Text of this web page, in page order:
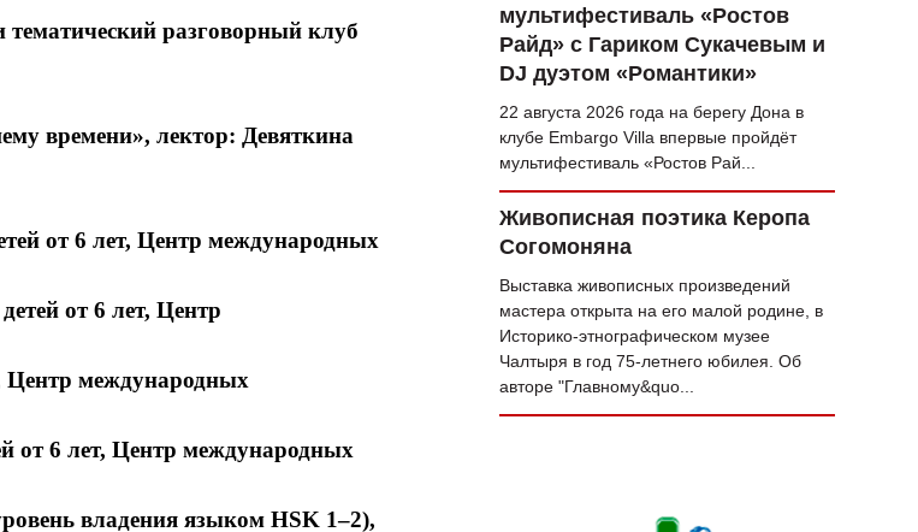
разговорный клуб
времени», лектор: Девяткина
от 6 лет, Центр международных
от 6 лет, Центр
Центр международных
от 6 лет, Центр международных
владения языком HSK 1–2),
мультифестиваль «Ростов
Райд» с Гариком Сукачевым и
DJ дуэтом «Романтики»
22 августа 2026 года на берегу Дона в
клубе Embargo Villa впервые пройдёт
мультифестиваль «Ростов Рай...
Живописная поэтика Керопа
Согомоняна
Выставка живописных произведений
мастера открыта на его малой родине, в
Историко-этнографическом музее
Чалтыря в год 75‑летнего юбилея. Об
авторе "Главному&quo...